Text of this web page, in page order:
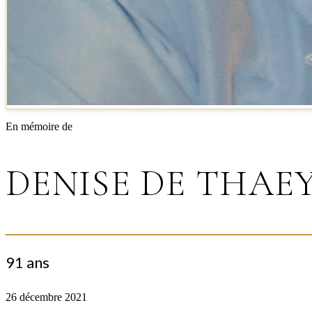
En mémoire de
DENISE DE
91 ans
26 décembre 2021